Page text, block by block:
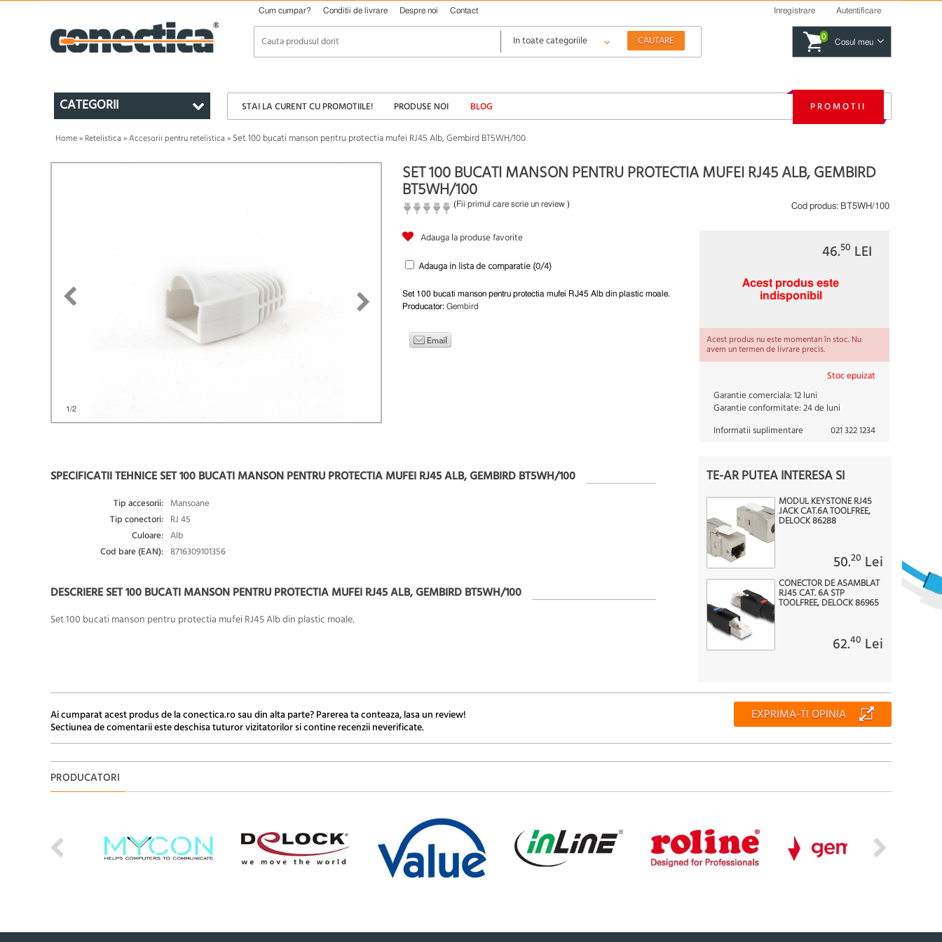
Cum cumpar? Conditii de livrare Despre noi Contact Inregistrare Autentificare
0
Cosul meu
CATEGORII STAI LA CURENT CU PROMOTIILE! PRODUSE NOI BLOG PROMOTII
Home» Retelistica »Accesorii pentru retelistica » Set 100 bucati manson pentru protectia mufei RJ45 Alb, Gembird BT5WH/100
1/2
SET 100 BUCATI MANSON PENTRU PROTECTIA MUFEI RJ45 ALB, GEMBIRD
BT5WH/100
(Fii primul care scrie un review ) Cod produs: BT5WH/100
Adauga la produse favorite
Adauga in lista de comparatie (0/4)
Set 100 bucati manson pentru protectia mufei RJ45 Alb din plastic moale.
Producator: Gembird
46.50 LEI
Acest produs este
indisponibil
Acest produs nu este momentan în stoc. Nu
avem un termen de livrare precis.
Stoc epuizat
Garantie comerciala:12 luni
Garantie conformitate:24 de luni
Informatii suplimentare
021 322 1234
SPECIFICATII TEHNICE SET 100 BUCATI MANSON PENTRU PROTECTIA MUFEI RJ45 ALB, GEMBIRD BT5WH/100
Tip accesorii: Mansoane
Tip conectori: RJ 45
Culoare: Alb
Cod bare (EAN): 8716309101356
DESCRIERE SET 100 BUCATI MANSON PENTRU PROTECTIA MUFEI RJ45 ALB, GEMBIRD BT5WH/100
Set 100 bucati manson pentru protectia mufei RJ45 Alb din plastic moale.
TE-AR PUTEA INTERESA SI
MODUL KEYSTONE RJ45
JACK CAT.6A TOOLFREE,
DELOCK 86288
50.20 Lei
CONECTOR DE ASAMBLAT
RJ45 CAT. 6A STP
TOOLFREE, DELOCK 86965
62.40 Lei
Ai cumparat acest produs de la conectica.ro sau din alta parte? Parerea ta conteaza, lasa un review!
Sectiunea de comentarii este deschisa tuturor vizitatorilor si contine recenzii neverificate.
EXPRIMA-TI OPINIA
PRODUCATORI